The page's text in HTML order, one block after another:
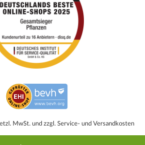
MwSt. und zzgl. Service- und Versandkosten